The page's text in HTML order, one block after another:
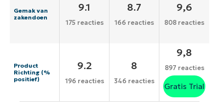
Gemak van
zakendoen
9.1
175 reacties
8.7
166 reacties
9,6
808 reacties
Product
Richting (%
positief)
9.2
196 reacties
8
346 reacties
9,8
897 reacties
Gratis Trial